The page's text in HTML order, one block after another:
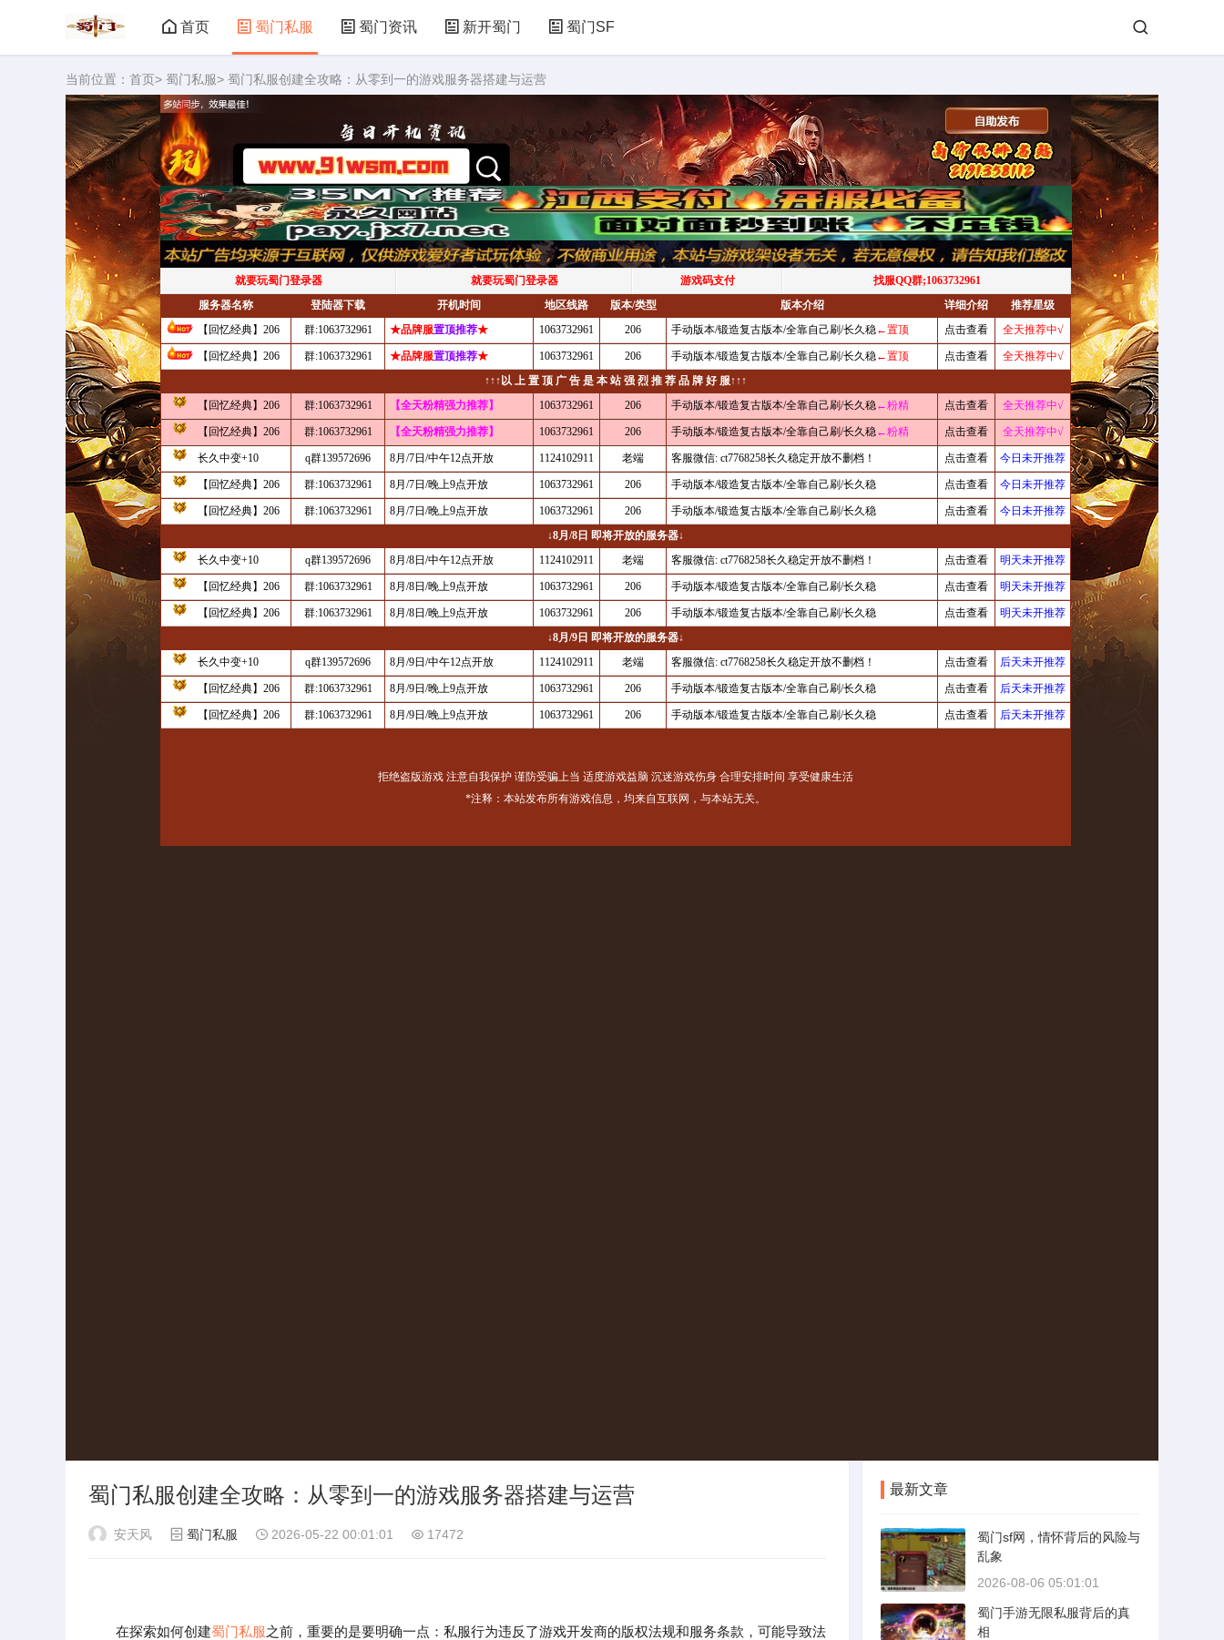
首页 蜀门私服 蜀门资讯 新开蜀门 蜀门SF
当前位置： 首页> 蜀门私服> 蜀门私服创建全攻略：从零到一的游戏服务器搭建与运营
蜀门私服创建全攻略：从零到一的游戏服务器搭建与运营
安天风 蜀门私服 2026-05-22 00:01:01 17472
在探索如何创建蜀门私服之前，重要的是要明确一点：私服行为违反了游戏开发商的版权法规和服务条款，可能导致法
最新文章
蜀门sf网，情怀背后的风险与
乱象
2026-08-06 05:01:01
蜀门手游无限私服背后的真
相